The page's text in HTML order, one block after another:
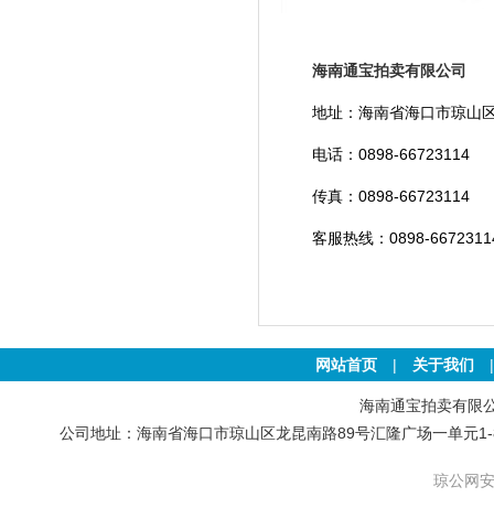
海南通宝拍卖有限公司
地址：海南省海口市琼山区
电话： 0898-
传真：0898-
客服热线： 0898-
网站首页 | 关于我们
海南通宝拍卖有限
公司地址：海南省海口市琼山区龙昆南路89号汇隆广场一单
琼公网